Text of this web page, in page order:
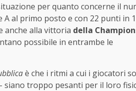
per quanto concerne il
al primo posto e con 22 punti in
anche alla vittoria della
possibile in entrambe le
è che i ritmi a cui i giocatori
siano troppo pesanti per il loro